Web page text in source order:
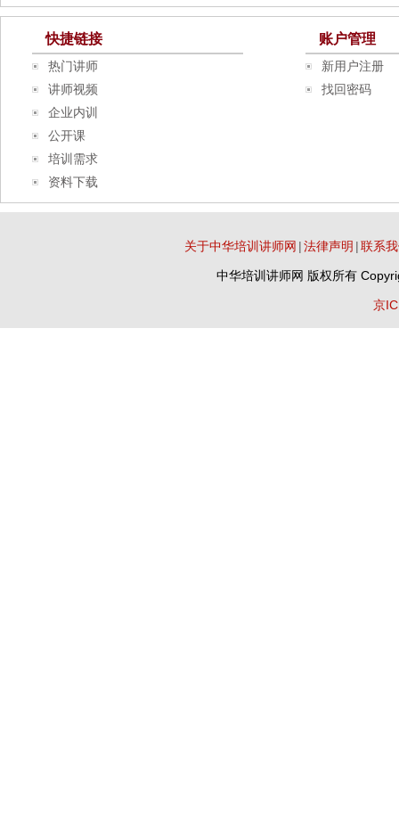
快捷链接
热门讲师
讲师视频
企业内训
公开课
培训需求
资料下载
账户管理
新用户注册
找回密码
关于中华培训讲师网 |法律声明 |联系
中华培训讲师网 版权所有
京